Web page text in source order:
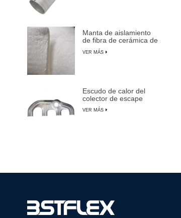
Manta de aislamiento
de fibra de cerámica de
alta temperatura
VER MÁS
Escudo de calor del
colector de escape
para automóviles,
camiones y SUV
VER MÁS